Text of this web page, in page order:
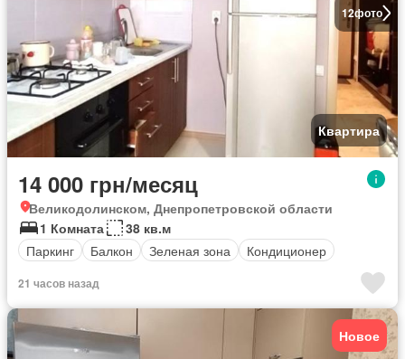
12фото
Квартира
14 000 грн/месяц
Великодолинском, Днепропетровской области
1 Комната
38 кв.м
Паркинг
Балкон Зеленая зона Кондиционер
21 часов назад
Новое